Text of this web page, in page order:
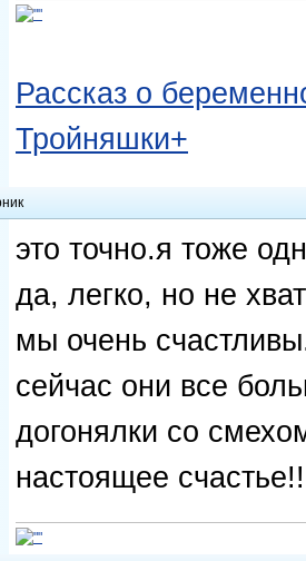
Рассказ о
Тройняшки+
это точно.я тоже
да, легко, но не
мы очень
сейчас они все
догонялки со
настоящее